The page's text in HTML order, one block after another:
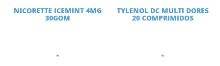
NICORETTE ICEMINT 4MG
30GOM
*
TYLENOL DC MULTI DORES
20 COMPRIMIDOS
*